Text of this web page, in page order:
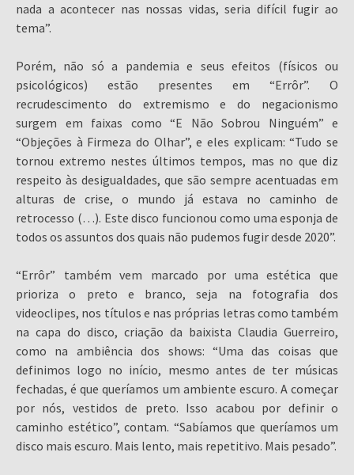
nada a acontecer nas nossas vidas, seria difícil fugir ao
tema”.
Porém, não só a pandemia e seus efeitos (físicos ou
psicológicos) estão presentes em “Errôr”. O
recrudescimento do extremismo e do negacionismo
surgem em faixas como “E Não Sobrou Ninguém” e
“Objeções à Firmeza do Olhar”, e eles explicam: “Tudo se
tornou extremo nestes últimos tempos, mas no que diz
respeito às desigualdades, que são sempre acentuadas em
alturas de crise, o mundo já estava no caminho de
retrocesso (…). Este disco funcionou como uma esponja de
todos os assuntos dos quais não pudemos fugir desde 2020”.
“Errôr” também vem marcado por uma estética que
prioriza o preto e branco, seja na fotografia dos
videoclipes, nos títulos e nas próprias letras como também
na capa do disco, criação da baixista Claudia Guerreiro,
como na ambiência dos shows: “Uma das coisas que
definimos logo no início, mesmo antes de ter músicas
fechadas, é que queríamos um ambiente escuro. A começar
por nós, vestidos de preto. Isso acabou por definir o
caminho estético”, contam. “Sabíamos que queríamos um
disco mais escuro. Mais lento, mais repetitivo. Mais pesado”.